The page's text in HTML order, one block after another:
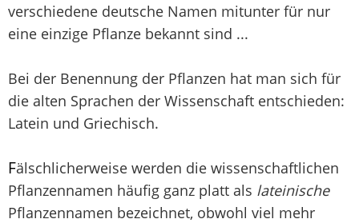
verschiedene deutsche Namen mitunter für nur
eine einzige Pflanze bekannt sind ...
Bei der Benennung der Pflanzen hat man sich für
die alten Sprachen der Wissenschaft entschieden:
Latein und Griechisch.
Fälschlicherweise werden die wissenschaftlichen
Pflanzennamen häufig ganz platt als lateinische
Pflanzennamen bezeichnet, obwohl viel mehr